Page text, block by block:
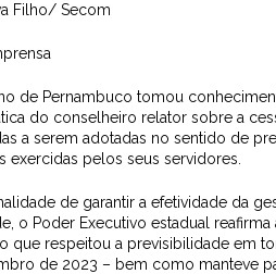
Filho/ Secom
de Pernambuco tomou
do conselheiro relator sobre a
a serem adotadas no sentido de
exercidas pelos seus servidores.
de garantir a efetividade da
o Poder Executivo estadual
que respeitou a previsibilidade em
de 2023 – bem como manteve